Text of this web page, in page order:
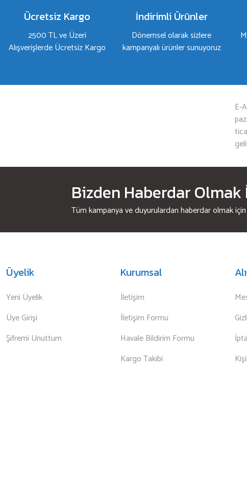
Bu ürüne benzer farklı alternatifler olmalı.
Ücretsiz Kargo
2500 TL ve Üzeri
Alışverişlerde Ücretsiz Kargo
İndirimli Ürünler
Dönemsel olarak sizlere
kampanyalı ürünler sunuyoruz
E-
Bizden Haberdar
Tüm kampanya ve duyurulardan haberdar olmak
Üyelik
Yeni Üyelik
Üye Girişi
Şifremi Unuttum
Kurumsal
İletişim
İletişim Formu
Havale Bildirim Formu
Kargo Takibi